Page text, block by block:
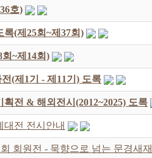
호)
(제25회~제37회)
~제14회)
(제1기 - 제11기) 도록
전 & 해외전시(2012~2025) 도록
대전 전시안내
회 회원전 - 묵향으로 넘는 문경새